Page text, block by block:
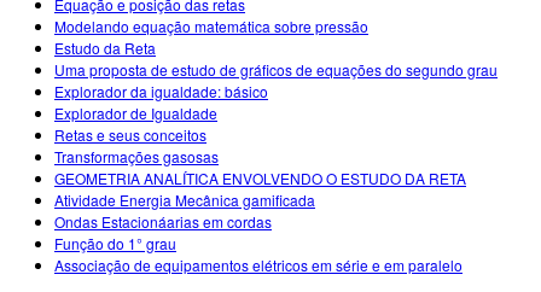
Fysica
Wiskunde
Chemie
Aardrijkskunde
Biologie
Vertaalde simulaties
STUDIO
About Studio
Customizable Sims
Start a Free Trial
Purchase a License
ONDERWIJS
Activiteiten
Deel je activiteiten
Activity Contribution Guidelines
Virtual Workshops
Professional Learning with PhET
ONDERZOEK
INITIATIVES
Inclusive Design
PhET Global
LOG IN / REGISTREER
LOG IN / REGISTREER
Modelando equação matemática sobre pressão
Estudo da Reta
Uma proposta de estudo de gráficos de equações do segundo grau
Explorador da igualdade: básico
Explorador de Igualdade
Retas e seus conceitos
Transformações gasosas
GEOMETRIA ANALÍTICA ENVOLVENDO O ESTUDO DA RETA
Atividade Energia Mecânica gamificada
Ondas Estacionáarias em cordas
Função do 1° grau
Associação de equipamentos elétricos em série e em paralelo